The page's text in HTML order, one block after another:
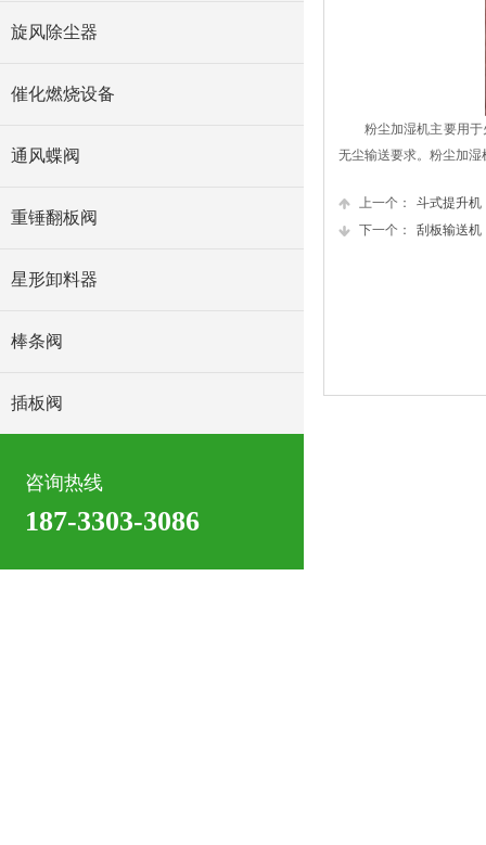
粉尘加湿机主要用
无尘输送要求。粉尘加
上一个：
斗式提升机
下一个：
刮板输送机
旋风除尘器
催化燃烧设备
通风蝶阀
重锤翻板阀
星形卸料器
棒条阀
插板阀
咨询热线
187-3303-3086